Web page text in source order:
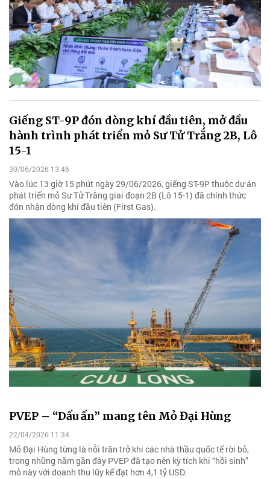
Giếng ST-9P đón dòng khí đầu tiên, mở đầu
hành trình phát triển mỏ Sư Tử Trắng 2B, Lô
15-1
30/06/2026 13:46
Vào lúc 13 giờ 15 phút ngày 29/06/2026, giếng ST-9P thuộc dự án
phát triển mỏ Sư Tử Trắng giai đoạn 2B (Lô 15-1) đã chính thức
đón nhận dòng khí đầu tiên (First Gas).
PVEP – “Dấu ấn” mang tên Mỏ Đại Hùng
22/04/2026 11:34
Mỏ Đại Hùng từng là nỗi trăn trở khi các nhà thầu quốc tế rời bỏ,
trong những năm gần đây PVEP đã tạo nên kỳ tích khi “hồi sinh”
mỏ này với doanh thu lũy kế đạt hơn 4,1 tỷ USD.